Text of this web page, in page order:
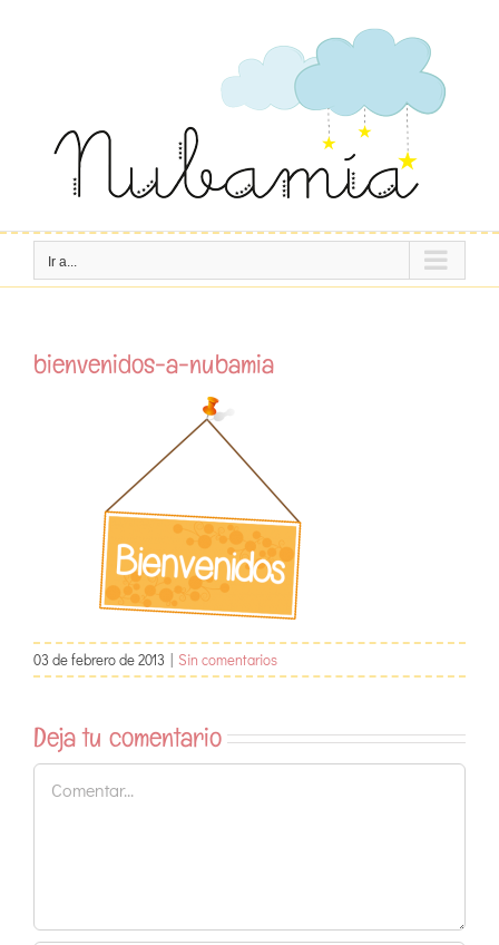
Ir a...
bienvenidos-a-nubamia
03 de febrero de 2013 | Sin comentarios
Deja tu comentario
Comentar